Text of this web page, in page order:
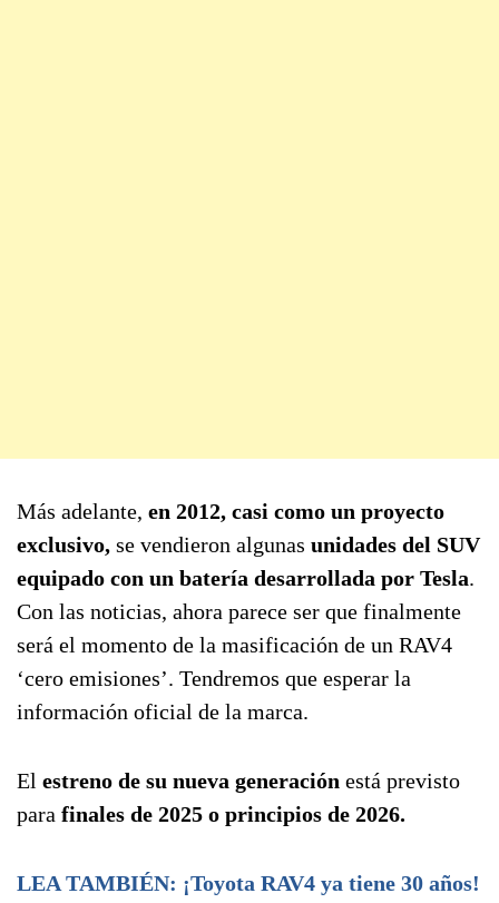
Más adelante, en 2012, casi como un proyecto
exclusivo, se vendieron algunas unidades del SUV
equipado con un batería desarrollada por Tesla.
Con las noticias, ahora parece ser que finalmente
será el momento de la masificación de un RAV4
‘cero emisiones’. Tendremos que esperar la
información oficial de la marca.
El estreno de su nueva generación está previsto
para finales de 2025 o principios de 2026.
LEA TAMBIÉN: ¡Toyota RAV4 ya tiene 30 años!